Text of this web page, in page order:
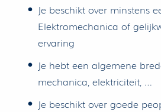
Je beschikt over minstens
Elektromechanica of
ervaring
Je hebt een algemene
mechanica, elektriciteit, …
Je beschikt over goede